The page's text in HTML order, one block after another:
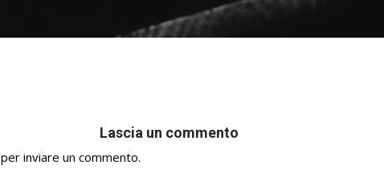
Lascia un commento
per inviare un commento.